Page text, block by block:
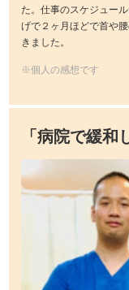
た。仕事のスケジュー
げで２ヶ月ほどで首や
きました。
※個人の感想です
「病院で緩和